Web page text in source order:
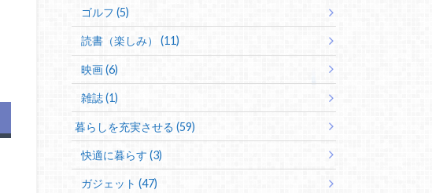
ゴルフ (5)
読書（楽しみ） (11)
映画 (6)
雑誌 (1)
暮らしを充実させる (59)
快適に暮らす (3)
ガジェット (47)